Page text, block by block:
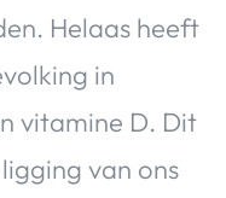
Helaas heeft
in
vitamine D. Dit
van ons